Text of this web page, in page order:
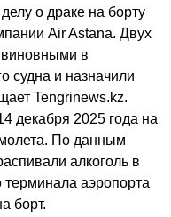
о драке на борту
Air Astana. Двух
виновными в
судна и назначили
Tengrinews.kz.
декабря 2025 года на
По данным
алкоголь в
аэропорта
борт.